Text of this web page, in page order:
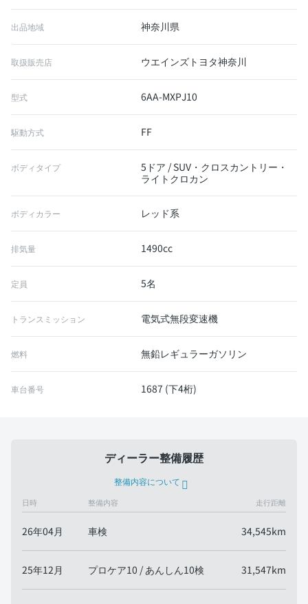
出品地域 神奈川県
取扱販売店 ウエインズトヨタ神奈川
型式 6AA-MXPJ10
駆動方式 FF
ボディタイプ
5ドア / SUV・クロスカントリー・
ライトクロカン
ボディカラー レッド系
排気量 1490cc
定員 5名
トランスミッション 電気式無段変速機
燃料 無鉛レギュラーガソリン
車台番号 1687 (下4桁)
ディーラー整備履歴
整備内容について
日時 整備内容 走行距離
26年04月 車検 34,545km
25年12月 プロケア10 / あんしん10検 31,547km